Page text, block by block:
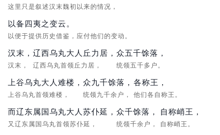
这里只是叙述汉末魏初以来的情况，
以备四夷之变云。
以便于提供历史借鉴，应付他们的变动。
汉末，
汉末，
辽西乌丸大人丘力居，
辽西乌丸首领丘力居，
众五千馀落，
统领五千多户。
上谷乌丸大人难楼，
上谷乌丸首领难楼，
众九千馀落，
统领九千余户，
各称王，
他们各自称王。
而辽东属国乌丸大人苏仆延，
又辽东属国乌丸首领苏仆延，
众千馀落，
统领千余户，
自称峭王，
自称峭王。